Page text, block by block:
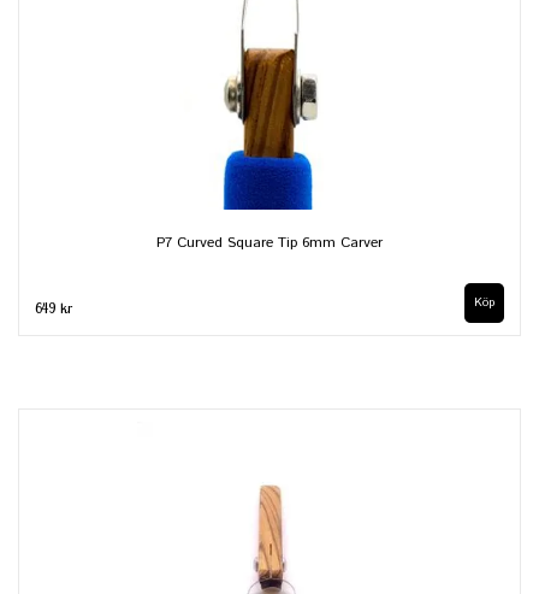
P7 Curved Square Tip 6mm Carver
649 kr